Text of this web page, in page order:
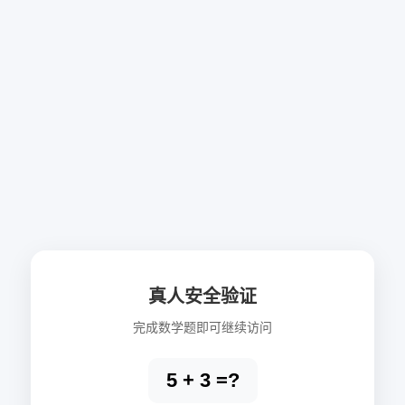
真人安全验证
完成数学题即可继续访问
5 + 3 =?